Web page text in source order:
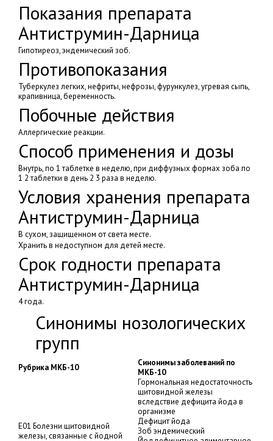
Показания препарата
Антиструмин-Дарница
Гипотиреоз, эндемический зоб.
Противопоказания
Туберкулез легких, нефриты, нефрозы, фурункулез, угревая сыпь,
крапивница, беременность.
Побочные действия
Аллергические реакции.
Способ применения и дозы
Внутрь, по 1 таблетке в неделю, при диффузных формах зоба по
1 2 таблетки в день 2 3 раза в неделю.
Условия хранения препарата
Антиструмин-Дарница
В сухом, защищенном от света месте.
Хранить в недоступном для детей месте.
Срок годности препарата
Антиструмин-Дарница
4 года.
Синонимы нозологических
групп
Рубрика МКБ-10
Синонимы заболеваний по
МКБ-10
E01 Болезни щитовидной
железы, связанные с йодной
Гормональная недостаточность
щитовидной железы
вследствие дефицита йода в
организме
Дефицит йода
Зоб эндемический